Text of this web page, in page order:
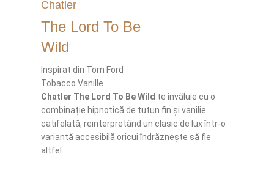
Chatler
The Lord To Be
Wild
Inspirat din Tom Ford
Tobacco Vanille
Chatler The Lord To Be Wild te învăluie cu o
combinație hipnotică de tutun fin și vanilie
catifelată, reinterpretând un clasic de lux într-o
variantă accesibilă oricui îndrăznește să fie
altfel.